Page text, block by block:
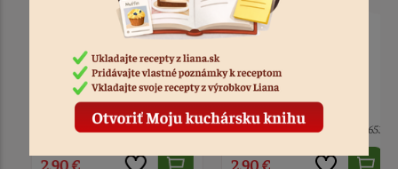
Forma plast lístky
FP3003
Kód: 8196
2,90 €
Forma plast lístky
FP3006
> 10 Kód: 9653
2,90 €